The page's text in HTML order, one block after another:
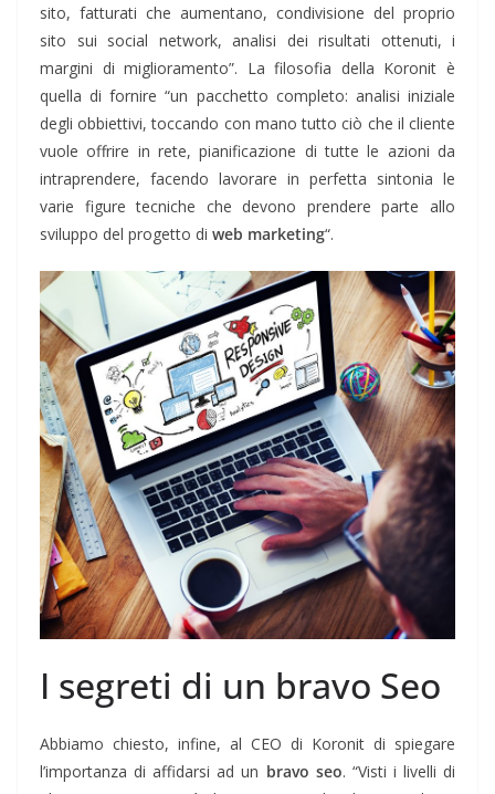
sito, fatturati che aumentano, condivisione del proprio
sito sui social network, analisi dei risultati ottenuti, i
margini di miglioramento”. La filosofia della Koronit è
quella di fornire “un pacchetto completo: analisi iniziale
degli obbiettivi, toccando con mano tutto ciò che il cliente
vuole offrire in rete, pianificazione di tutte le azioni da
intraprendere, facendo lavorare in perfetta sintonia le
varie figure tecniche che devono prendere parte allo
sviluppo del progetto di web marketing“.
I segreti di un bravo Seo
Abbiamo chiesto, infine, al CEO di Koronit di spiegare
l’importanza di affidarsi ad un bravo seo. “Visti i livelli di